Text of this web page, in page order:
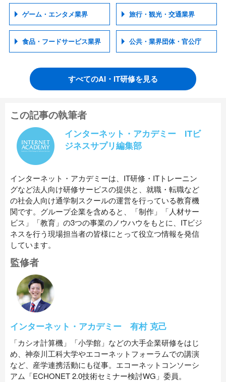
ゲーム・エンタメ業界 旅行・観光・交通業界
食品・フードサービス業界 公共・業界団体・官公庁
すべてのAI・IT研修を見る
この記事の執筆者
インターネット・アカデミー ITビ
ジネスサプリ編集部
インターネット・アカデミーは、IT研修・ITトレーニン
グなど法人向け研修サービスの提供と、就職・転職など
の社会人向け通学制スクールの運営を行っている教育機
関です。グループ企業を含めると、「制作」「人材サー
ビス」「教育」の3つの事業のノウハウをもとに、ITビジ
ネスを行う現場担当者の皆様にとって役立つ情報を発信
しています。
監修者
インターネット・アカデミー 有村 克己
「カシオ計算機」「小学館」などの大手企業研修をはじ
め、神奈川工科大学やエコーネットフォーラムでの講演
など、産学連携活動にも従事。エコーネットコンソーシ
アム「ECHONET 2.0技術セミナー検討WG」委員。